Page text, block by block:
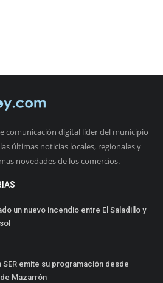
comunicación digital líder del municipio
últimas noticias locales, regionales y
novedades de los comercios.
un nuevo incendio entre El Saladillo y
SER emite su programación desde
Mazarrón